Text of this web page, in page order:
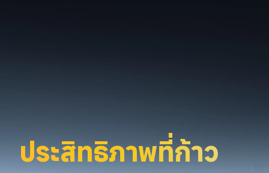
ประสิทธิภาพที่ก้าว